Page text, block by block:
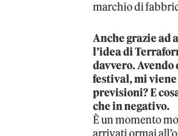
marchio di
Anche grazie ad
l’idea di
davvero.
festival, mi
previsioni? E
che in negativo.
È un momento
arrivati ormai